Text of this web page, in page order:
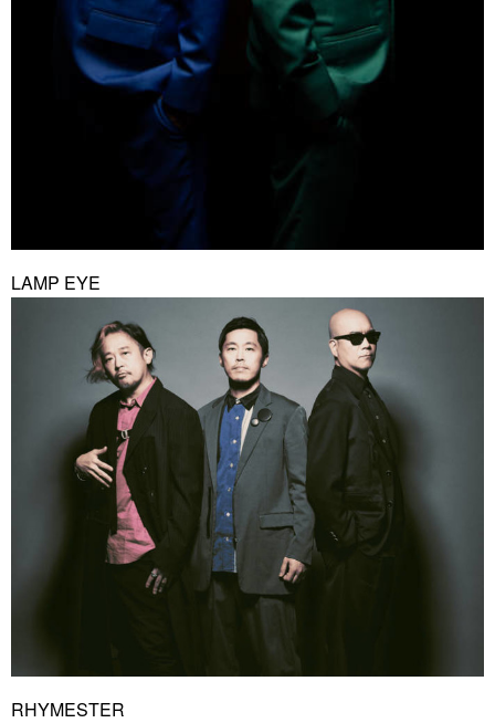
LAMP EYE
RHYMESTER